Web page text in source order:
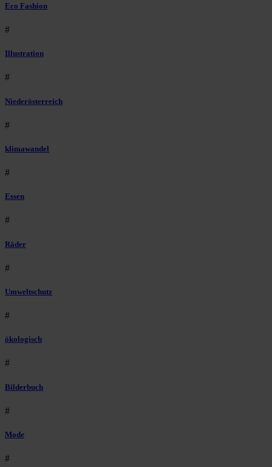
Eco Fashion
#
Illustration
#
Niederösterreich
#
klimawandel
#
Essen
#
Räder
#
Umweltschutz
#
ökologisch
#
Bilderbuch
#
Mode
#